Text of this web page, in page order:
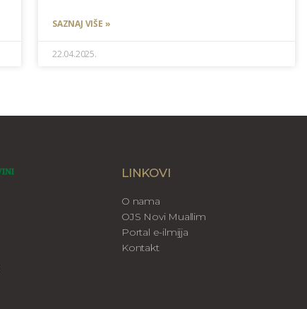
SAZNAJ VIŠE »
22.04.2025.
LINKOVI
O nama
OJS Novi Muallim
Portal e-ilmijja
Kontakt